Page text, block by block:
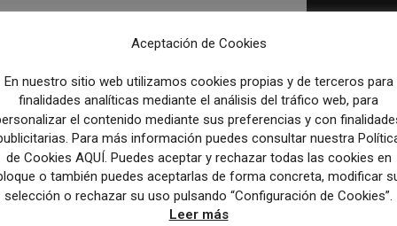
digital de medios y en periodismo
digital y profesor titular de
Aceptación de Cookies
En nuestro sitio web utilizamos cookies propias y de terceros para
finalidades analíticas mediante el análisis del tráfico web, para
el contenido mediante sus preferencias y con
Para más información puedes consultar nuestra
de Cookies AQUÍ. Puedes aceptar y rechazar todas las cookies en
o también puedes aceptarlas de forma concreta, modificar
selección o rechazar su uso pulsando “Configuración de Cookies”.
Leer más